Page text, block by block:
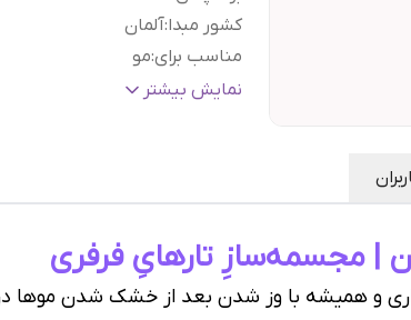
کشور مبدا:آلمان
مناسب برای:مو
نوع مو: فر و مجعد
اصالت کالا
بدون قید و
نمایش بیشتر
| مجسمه‌سازِ تارهایِ فرفری
و همیشه با وز شدن بعد از خشک شدن موها